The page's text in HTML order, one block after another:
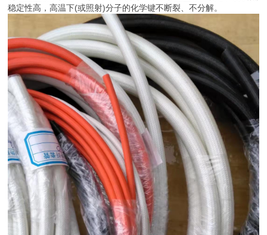
编织硅胶管属于一种特别工艺制造而成的硅胶管，因在管内壁带编织
线，可加强编织硅胶管的承重压力，又称尼龙纤维线、玻璃纤维线
等；编织硅胶管是一种高耐抗压硅胶管，主要用于特别的环境作业。
因为编织硅胶管对溶液介质不能分解任何气味和味道，使它成为生物
制药的理想选择材料。
类似增强硅胶管或加强硅胶管还有硅胶复合管，区别在于编织硅胶管